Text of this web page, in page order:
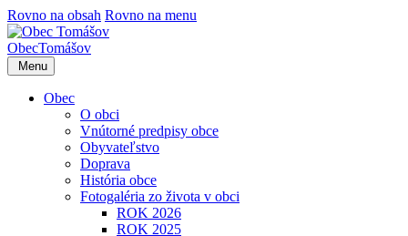
Rovno na obsah Rovno na menu
ObecTomášov
Menu
Obec
O obci
Vnútorné predpisy obce
Obyvateľstvo
Doprava
História obce
Fotogaléria zo života v obci
ROK 2026
ROK 2025